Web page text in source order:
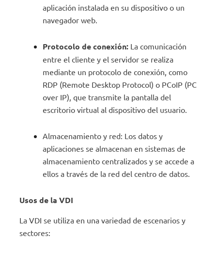
aplicación instalada en su dispositivo o un
navegador web.
Protocolo de conexión: La comunicación
entre el cliente y el servidor se realiza
mediante un protocolo de conexión, como
RDP (Remote Desktop Protocol) o PCoIP (PC
over IP), que transmite la pantalla del
escritorio virtual al dispositivo del usuario.
Almacenamiento y red: Los datos y
aplicaciones se almacenan en sistemas de
almacenamiento centralizados y se accede a
ellos a través de la red del centro de datos.
Usos de la VDI
La VDI se utiliza en una variedad de escenarios y
sectores: